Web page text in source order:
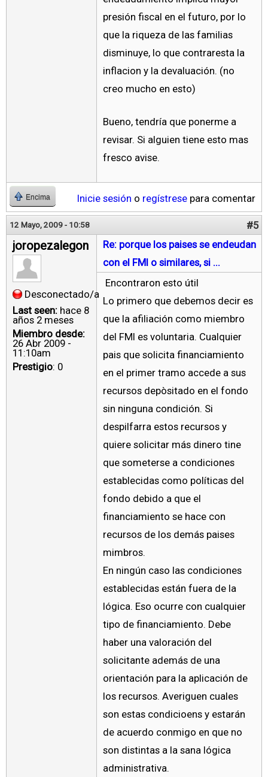
presión fiscal en el futuro, por lo
que la riqueza de las familias
disminuye, lo que contraresta la
inflacion y la devaluación. (no
creo mucho en esto)
Bueno, tendría que ponerme a
revisar. Si alguien tiene esto mas
fresco avise.
Encima Inicie sesión o regístrese para comentar
12 Mayo, 2009 - 10:58 #5
joropezalegon
Desconectado/a
Last seen: hace 8
años 2 meses
Miembro desde:
26 Abr 2009 -
11:10am
Prestigio: 0
Re: porque los paises se endeudan
con el FMI o similares, si ...
Encontraron esto útil
Lo primero que debemos decir es
que la afiliación como miembro
del FMI es voluntaria. Cualquier
pais que solicita financiamiento
en el primer tramo accede a sus
recursos depòsitado en el fondo
sin ninguna condición. Si
despilfarra estos recursos y
quiere solicitar más dinero tine
que someterse a condiciones
establecidas como políticas del
fondo debido a que el
financiamiento se hace con
recursos de los demás paises
mimbros.
En ningún caso las condiciones
establecidas están fuera de la
lógica. Eso ocurre con cualquier
tipo de financiamiento. Debe
haber una valoración del
solicitante además de una
orientación para la aplicación de
los recursos. Averiguen cuales
son estas condicioens y estarán
de acuerdo conmigo en que no
son distintas a la sana lógica
administrativa.